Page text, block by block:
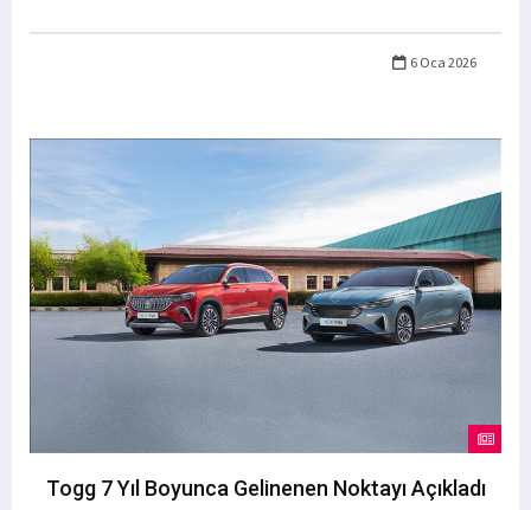
6 Oca 2026
Togg 7 Yıl Boyunca Gelinenen Noktayı Açıkladı